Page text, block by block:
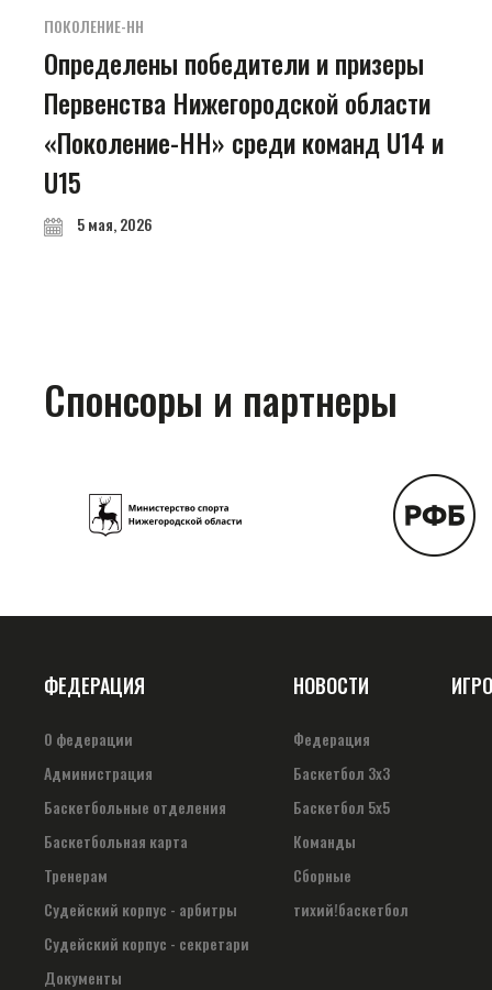
ПОКОЛЕНИЕ-НН
Определены победители и призеры
Первенства Нижегородской области
«Поколение-НН» среди команд U14 и
U15
5 мая, 2026
Спонсоры и партнеры
ФЕДЕРАЦИЯ
О федерации
Администрация
Баскетбольные отделения
Баскетбольная карта
Тренерам
Судейский корпус - арбитры
Судейский корпус - секретари
Документы
НОВОСТИ
Федерация
Баскетбол 3х3
Баскетбол 5х5
Команды
Сборные
тихий!баскетбол